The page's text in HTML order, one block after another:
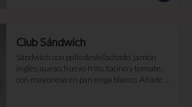
Club Sándwich
Sándwich con pollo deshilachado, jamón
inglés, queso, huevo frito, tocino y tomate,
con mayonesa en pan miga blanco. Añade